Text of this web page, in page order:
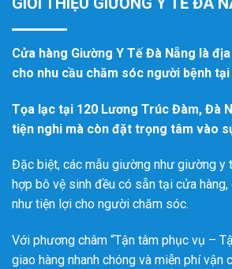
Cửa hàng Giường Y Tế Đà Nẵng là
cho nhu cầu chăm sóc người bệnh
Tọa lạc tại 120 Lương Trúc Đàm, Đà
tiện nghi mà còn đặt trọng tâm vào
Đặc biệt, các mẫu giường như giường y
hợp bô vệ sinh đều có sẵn tại cửa
như tiện lợi cho người chăm sóc.
Với phương châm “Tận tâm phục vụ –
giao hàng nhanh chóng và miễn phí vận